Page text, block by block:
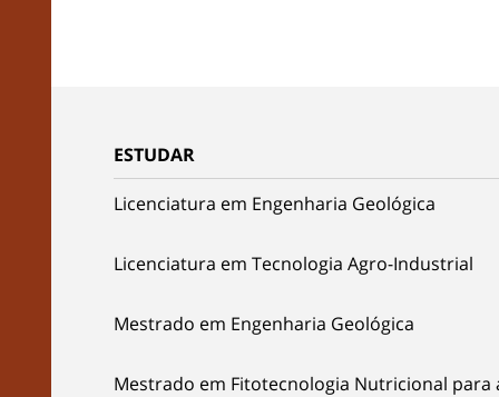
ESTUDAR
Licenciatura em Engenharia Geológica
Licenciatura em Tecnologia Agro-Industrial
Mestrado em Engenharia Geológica
Mestrado em Fitotecnologia Nutricional para